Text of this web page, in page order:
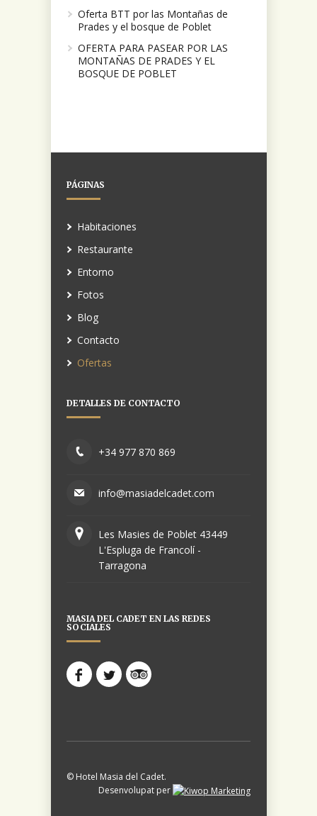
Oferta BTT por las Montañas de
Prades y el bosque de Poblet
OFERTA PARA PASEAR POR LAS
MONTAÑAS DE PRADES Y EL
BOSQUE DE POBLET
PÁGINAS
Habitaciones
Restaurante
Entorno
Fotos
Blog
Contacto
Ofertas
DETALLES DE CONTACTO
+34 977 870 869
info@masiadelcadet.com
Les Masies de Poblet 43449
L'Espluga de Francolí -
Tarragona
MASIA DEL CADET EN LAS REDES
SOCIALES
© Hotel Masia del Cadet.
Desenvolupat per